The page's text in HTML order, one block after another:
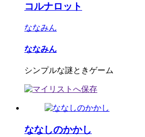
コルナロット
ななみん
ななみん
シンプルな謎ときゲーム
ななしのかかし